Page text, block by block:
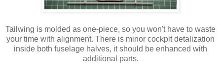
Tailwing is molded as one-piece, so you won't have to waste
your time with alignment. There is minor cockpit detalization
inside both fuselage halves, it should be enhanced with
additional parts.